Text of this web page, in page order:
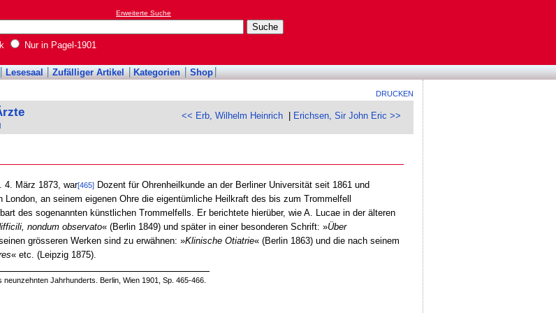
Erweiterte Suche
Nur in Pagel-1901
Lesesaal Zufälliger Artikel Kategorien Shop
DRUCKEN
<< Erb, Wilhelm Heinrich Erichsen, Sir John Eric >>
4. März 1873, war[465]Dozent für Ohrenheilkunde an der Berliner Universität seit 1861 und
an seinem eigenen Ohre die eigentümliche Heilkraft des bis zum Trommelfell
des sogenannten künstlichen Trommelfells. Er berichtete hierüber, wie A. Lucae in der älteren
nondum observato« (Berlin 1849) und später in einer besonderen Schrift: »Über
grösseren Werken sind zu erwähnen: »Klinische Otiatrie« (Berlin 1863) und die nach seinem
« etc. (Leipzig 1875).
Jahrhunderts. Berlin, Wien 1901, Sp. 465-466.